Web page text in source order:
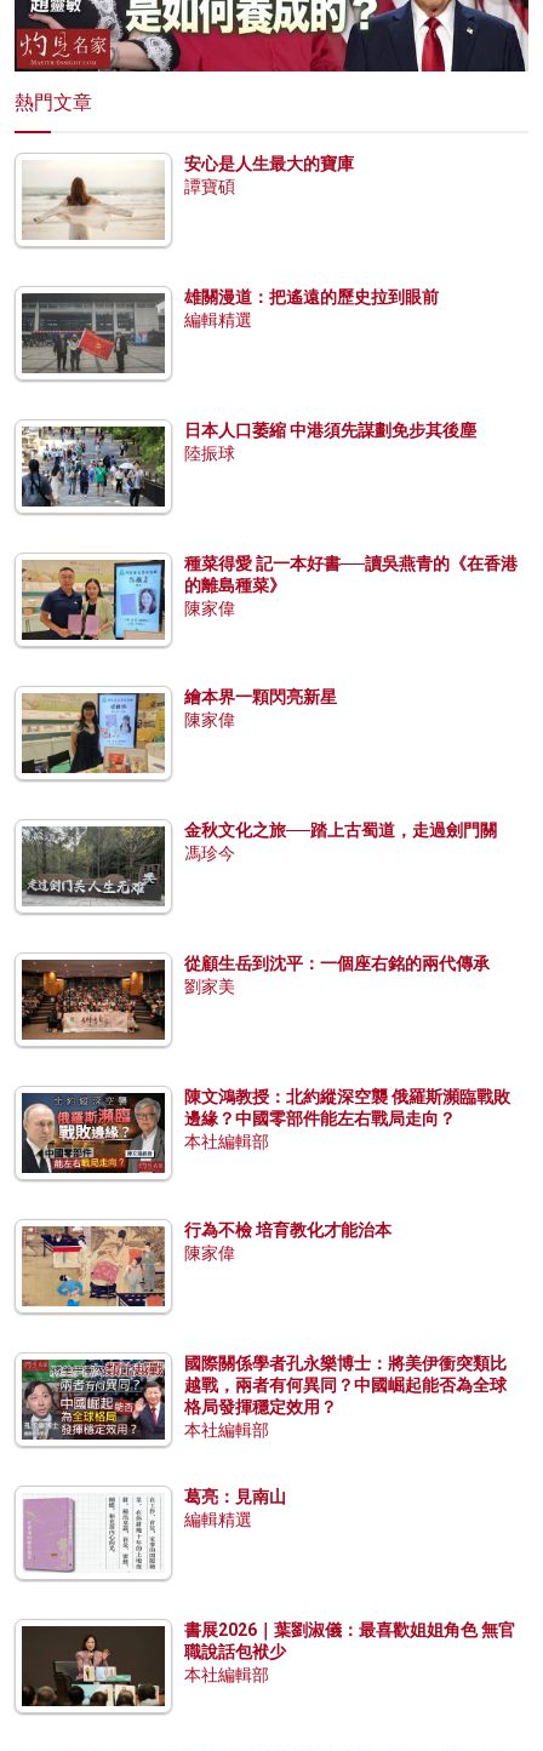
熱門文章
安心是人生最大的寶庫
譚寶碩
雄關漫道：把遙遠的歷史拉到眼前
編輯精選
日本人口萎縮 中港須先謀劃免步其後塵
陸振球
種菜得愛 記一本好書──讀吳燕青的《在香港
的離島種菜》
陳家偉
繪本界一顆閃亮新星
陳家偉
金秋文化之旅──踏上古蜀道，走過劍門關
馮珍今
從顧生岳到沈平：一個座右銘的兩代傳承
劉家美
陳文鴻教授：北約縱深空襲 俄羅斯瀕臨戰敗
邊緣？中國零部件能左右戰局走向？
本社編輯部
行為不檢 培育教化才能治本
陳家偉
國際關係學者孔永樂博士：將美伊衝突類比
越戰，兩者有何異同？中國崛起能否為全球
格局發揮穩定效用？
本社編輯部
葛亮：見南山
編輯精選
書展2026｜葉劉淑儀：最喜歡姐姐角色 無官
職說話包袱少
本社編輯部